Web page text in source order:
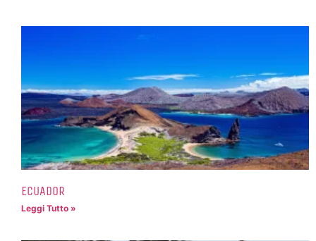
ECUADOR
Leggi Tutto »